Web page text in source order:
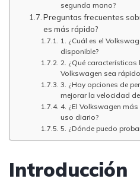
segunda mano?
Preguntas frecuentes
es más rápido?
1. ¿Cuál es el
disponible?
2. ¿Qué características
Volkswagen sea
3. ¿Hay opciones de
mejorar la velocidad
4. ¿El Volkswagen
uso diario?
5. ¿Dónde puedo
Introducción